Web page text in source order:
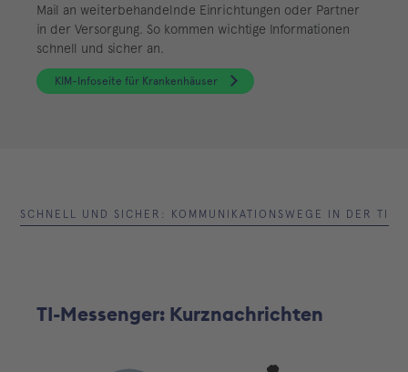
Mail an weiterbehandelnde Einrichtungen oder Partner
in der Versorgung. So kommen wichtige Informationen
schnell und sicher an.
KIM-Infoseite für Krankenhäuser
SCHNELL UND SICHER: KOMMUNIKATIONSWEGE IN DER TI
TI-Messenger: Kurznachrichten